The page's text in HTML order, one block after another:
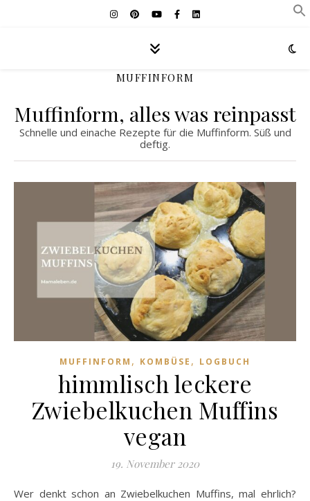
MUFFINFORM
Muffinform, alles was reinpasst
Schnelle und einache Rezepte für die Muffinform. Süß und
deftig.
MUFFINFORM , KOMBÜSE , LOGBUCH
himmlisch leckere
Zwiebelkuchen Muffins
vegan
19. November 2020
Wer denkt schon an Zwiebelkuchen Muffins, mal ehrlich?